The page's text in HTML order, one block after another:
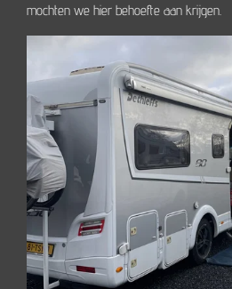
mochten we hier behoefte aan krijgen.